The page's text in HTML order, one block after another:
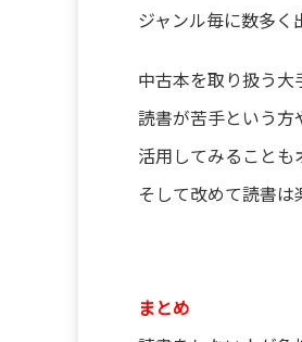
ジャンル毎に数多く
中古本を取り扱う大
読書が苦手という方
活用してみることも
そして改めて読書は
まとめ